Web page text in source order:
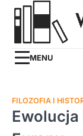
Skip
MENU
FILOZOFIA I